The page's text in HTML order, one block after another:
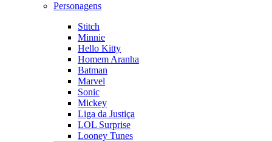
Personagens
Stitch
Minnie
Hello Kitty
Homem Aranha
Batman
Marvel
Sonic
Mickey
Liga da Justiça
LOL Surprise
Looney Tunes